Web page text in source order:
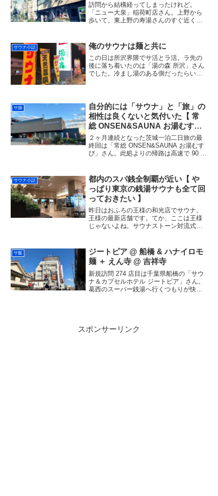
訪問から結構経ってしまったけれど。
「ニュー大泉」稲荷町店さん。上野から
歩いて。東上野の寿湯さんのすぐ近くに
です。ただ「どう良かったのか」がうま
く思い出せない、という（笑...
サウナ小話 俺のサウナは麺と共に
この日は所沢界隈でサ活とラ活。ラ先の
後に落ち着いたのは「湯の森 所沢」さん
でした。冷まし湯のある側だったらいい
が付いてることに...
サ旅
自分的には「サウナ」と「旅」の
相性は良くないと気付いた【 常
総 ONSEN&SAUNA お湯むすび
】
２ヶ月連続となった茨城一泊二日旅の最
終回は「常総 ONSEN&SAUNA お湯むす
び」さん。此処よりの帰路は高速で 90 分
するには近場過ぎる感）、この日に寄ら
ずとも近...
サウナ小話
都内のスパ銭全制覇が近い【 や
っぱり東京の銭湯サウナも全て回
っておきたい 】
昨日はおふろの王様の和光店でサウナ。
王様の最新店舗です。てか、ここは王様
じゃないよね。サウナストーン対流式な
イルは滑らなそうで安心だし、エステと
電気以外の浴槽は水風呂と...
サ飯
ジートピア @ 船橋 & ハナイロモ
麺 ＋ えん寺 @ 吉祥寺
新規訪問 274 店目は千葉県船橋の「サウ
ナ＆カプセルホテル ジートピア」さん。
葛西のスーパー銭湯へ行くつもりが快速
スポンサーリンク